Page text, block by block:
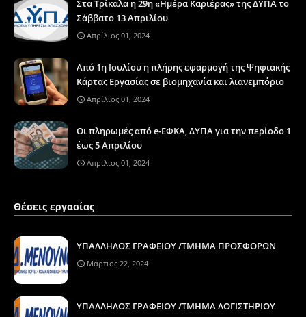
Στα Τρίκαλα η 29η «Ημέρα Καριέρας» της ΔΥΠΑ το
Σάββατο 13 Απριλίου
Απρίλιος 01, 2024
Από 1η Ιουλίου η πλήρης εφαρμογή της Ψηφιακής
Κάρτας Εργασίας σε βιομηχανία και λιανεμπόριο
Απρίλιος 01, 2024
Οι πληρωμές από e-ΕΦΚΑ, ΔΥΠΑ για την περίοδο 1
έως 5 Απριλίου
Απρίλιος 01, 2024
Θέσεις εργασίας
ΥΠΑΛΛΗΛΟΣ ΓΡΑΦΕΙΟΥ /ΤΜΗΜΑ ΠΡΟΣΦΟΡΩΝ
Μάρτιος 22, 2024
ΥΠΑΛΛΗΛΟΣ ΓΡΑΦΕΙΟΥ /ΤΜΗΜΑ ΛΟΓΙΣΤΗΡΙΟΥ